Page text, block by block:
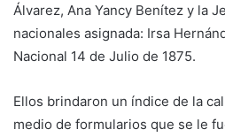
Álvarez, Ana Yancy Benítez y la
nacionales asignada: Irsa
Nacional 14 de Julio de 1875.
Ellos brindaron un índice de la
medio de formularios que se le